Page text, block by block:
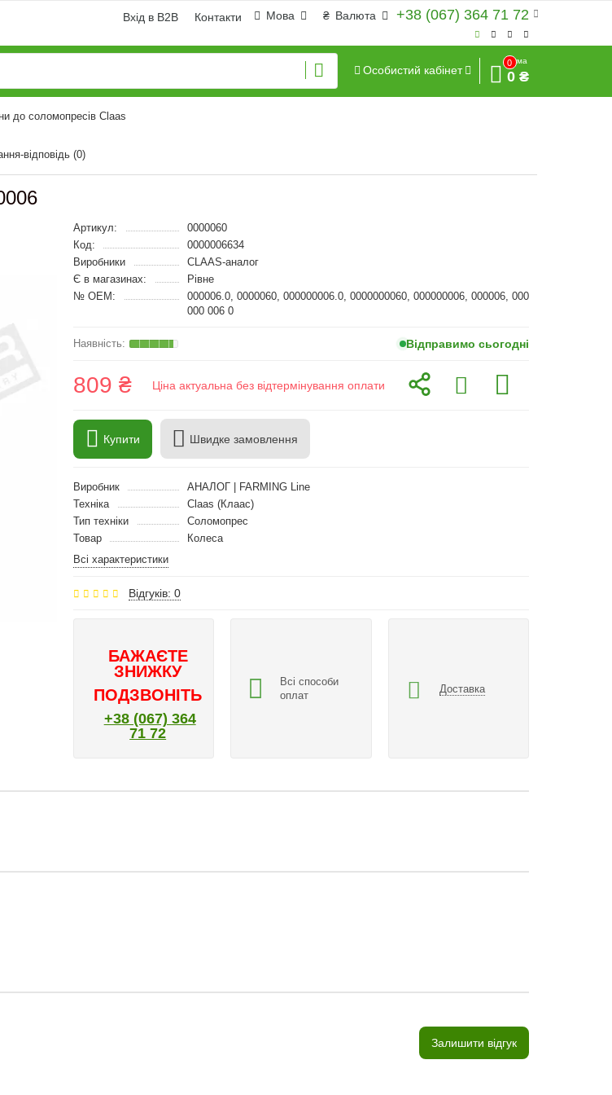
+38 (067) 364 71 72
₴ Валюта
Мова
Вхід в B2B Контакти
Особистий кабінет
0
Сума
0 ₴
до соломопресів Claas
відповідь (0)
Артикул:
0000060
Код:
0000006634
Виробники
CLAAS-аналог
Є в магазинах:
Рівне
№ OEM:
000006.0, 0000060, 000000006.0, 0000000060, 000000006, 000006, 000
000 006 0
Відправимо сьогодні
809 ₴ Ціна актуальна без відтермінування оплати
Купити Швидке замовлення
Виробник
АНАЛОГ | FARMING Line
Техніка
Claas (Клаас)
Тип техніки
Соломопрес
Товар
Колеса
Всі характеристики
Відгуків: 0
БАЖАЄТЕ
ЗНИЖКУ
ПОДЗВОНІТЬ
+38 (067) 364
71 72
Всі способи
оплат
Доставка
Залишити відгук